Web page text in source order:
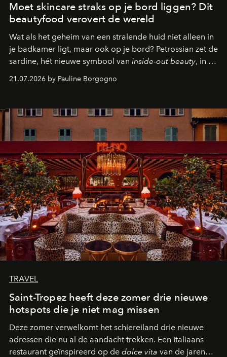
Moet skincare straks op je bord liggen? Dit
beautyfood verovert de wereld
Wat als het geheim van een stralende huid niet alleen in
je badkamer ligt, maar ook op je bord? Petrossian zet de
sardine, hét nieuwe symbool van inside-out beauty, in de
kijker met twee gastronomische creaties.
21.07.2026 by Pauline Borgogno
TRAVEL
Saint-Tropez heeft deze zomer drie nieuwe
hotspots die je niet mag missen
Deze zomer verwelkomt het schiereiland drie nieuwe
adressen die nu al de aandacht trekken. Een Italiaans
restaurant geïnspireerd op de dolce vita van de jaren